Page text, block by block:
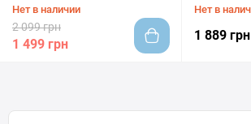
Нет в наличии
2 099 грн
1 499 грн
Нет в
1 889 грн